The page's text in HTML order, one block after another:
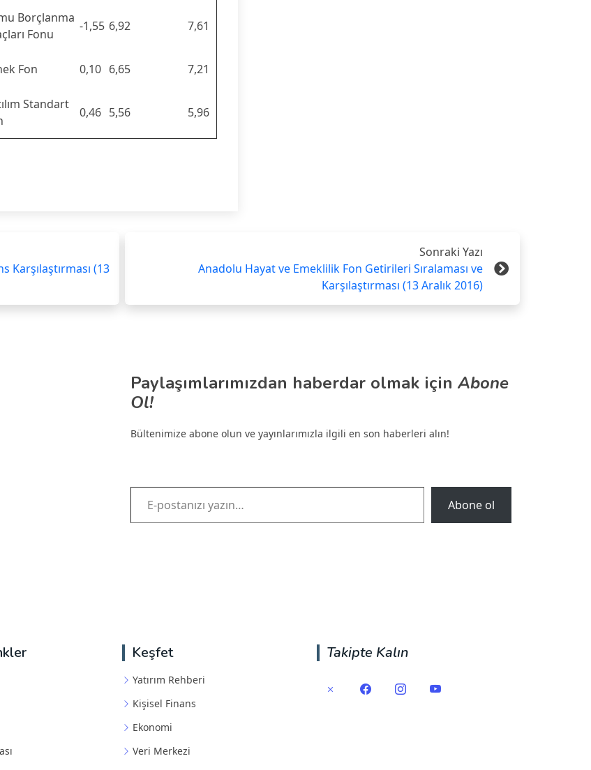
Borçlanma
Fonu
-1,55 6,92 7,61
Fon 0,10 6,65
7,21
Standart
0,46 5,56 5,96
Karşılaştırması (13
Sonraki Yazı
Anadolu Hayat ve Emeklilik Fon Getirileri Sıralaması ve
Karşılaştırması (13 Aralık 2016)
Paylaşımlarımızdan haberdar olmak için Abone
Ol!
Bültenimize abone olun ve yayınlarımızla ilgili en son haberleri alın!
E-postanızı yazın…
Abone ol
Keşfet
Yatırım Rehberi
Kişisel Finans
Ekonomi
Veri Merkezi
Takipte Kalın